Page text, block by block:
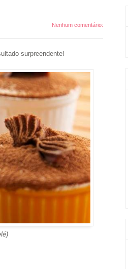
Nenhum comentário:
surpreendente!